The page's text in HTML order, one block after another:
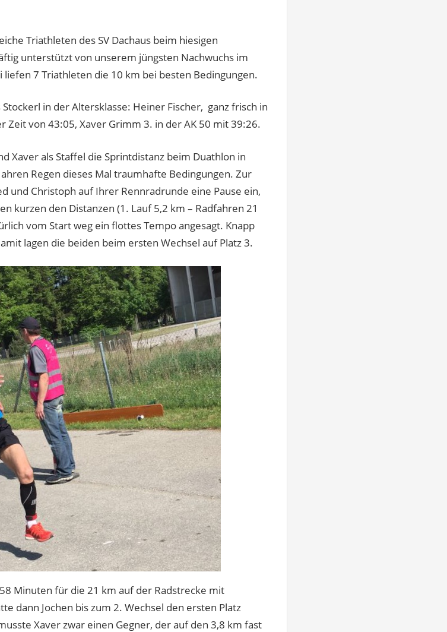
Triathleten des SV Dachaus beim hiesigen
unterstützt von unserem jüngsten Nachwuchs im
liefen 7 Triathleten die 10 km bei besten Bedingungen.
in der Altersklasse: Heiner Fischer, ganz frisch in
von 43:05, Xaver Grimm 3. in der AK 50 mit 39:26.
Xaver als Staffel die Sprintdistanz beim Duathlon in
Regen dieses Mal traumhafte Bedingungen. Zur
und Christoph auf Ihrer Rennradrunde eine Pause ein,
kurzen den Distanzen (1. Lauf 5,2 km – Radfahren 21
vom Start weg ein flottes Tempo angesagt. Knapp
lagen die beiden beim ersten Wechsel auf Platz 3.
Minuten für die 21 km auf der Radstrecke mit
dann Jochen bis zum 2. Wechsel den ersten Platz
Xaver zwar einen Gegner, der auf den 3,8 km fast